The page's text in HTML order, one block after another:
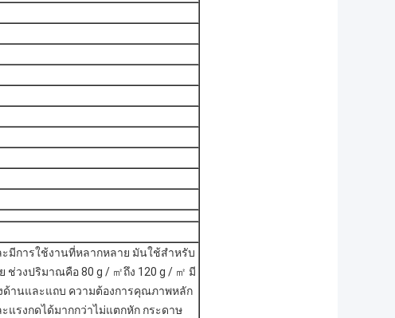
มีการใช้งานที่หลากหลาย มันใช้สำหรับ
วงปริมาณคือ 80 g / ㎡ถึง 120 g / ㎡ มี
ด้านและแถบ ความต้องการคุณภาพหลัก
รงกดได้มากกว่าไม่แตกหัก กระดาษ